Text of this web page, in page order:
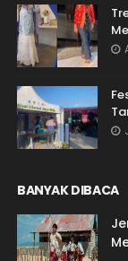
BANYAK DIBACA